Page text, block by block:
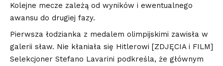
Kolejne mecze zależą od wyników i ewentualnego
awansu do drugiej fazy.
Pierwsza łodzianka z medalem olimpijskimi zawisła w
galerii sław. Nie kłaniała się Hitlerowi [ZDJĘCIA i FILM]
Selekcjoner Stefano Lavarini podkreśla, że głównym